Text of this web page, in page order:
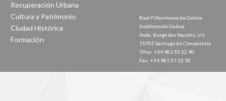
Recuperación Urbana
Cultura y Patrimonio
Ciudad Histórica
Formación
Real Filharmonía de Galicia
Auditorio de Galicia
Avda. Burgo das Nacións, s/n
15705 Santiago de Compostela
Tlfno: +34 981 55 22 90
Fax: +34 981 57 22 92